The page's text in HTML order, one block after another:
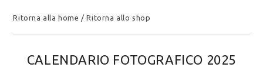
Ritorna alla home /Ritorna allo shop
CALENDARIO FOTOGRAFICO 2025